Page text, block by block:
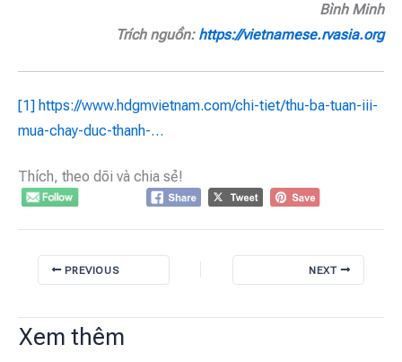
Bình Minh
Trích nguồn: https://vietnamese.rvasia.org
[1] https://www.hdgmvietnam.com/chi-tiet/thu-ba-tuan-iii-
mua-chay-duc-thanh-…
Thích, theo dõi và chia sẻ!
PREVIOUS NEXT
Xem thêm